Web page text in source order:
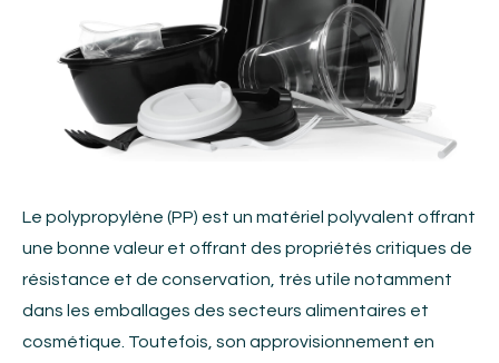
Le polypropylène (PP) est un matériel polyvalent offrant
une bonne valeur et offrant des propriétés critiques de
résistance et de conservation, très utile notamment
dans les emballages des secteurs alimentaires et
cosmétique. Toutefois, son approvisionnement en